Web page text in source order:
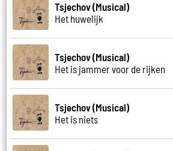
Tsjechov (Musical)
Het huwelijk
Tsjechov (Musical)
Het is jammer voor de rijken
Tsjechov (Musical)
Het is niets